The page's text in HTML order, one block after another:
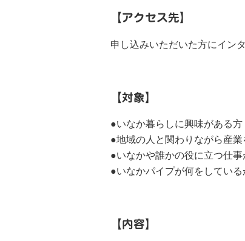
【アクセス先】
申し込みいただいた方にイン
【対象】
●いなか暮らしに興味がある方
●地域の人と関わりながら産
●いなかや誰かの役に立つ仕
●いなかパイプが何をしてい
【内容】